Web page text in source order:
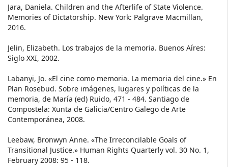
Jara, Daniela. Children and the Afterlife of State Violence.
Memories of Dictatorship. New York: Palgrave Macmillan,
2016.
Jelin, Elizabeth. Los trabajos de la memoria. Buenos Aíres:
Siglo XXI, 2002.
Labanyi, Jo. «El cine como memoria. La memoria del cine.» En
Plan Rosebud. Sobre imágenes, lugares y políticas de la
memoria, de María (ed) Ruido, 471 - 484. Santiago de
Compostela: Xunta de Galicia/Centro Galego de Arte
Contemporánea, 2008.
Leebaw, Bronwyn Anne. «The Irreconcilable Goals of
Transitional Justice.» Human Rights Quarterly vol. 30 No. 1,
February 2008: 95 - 118.